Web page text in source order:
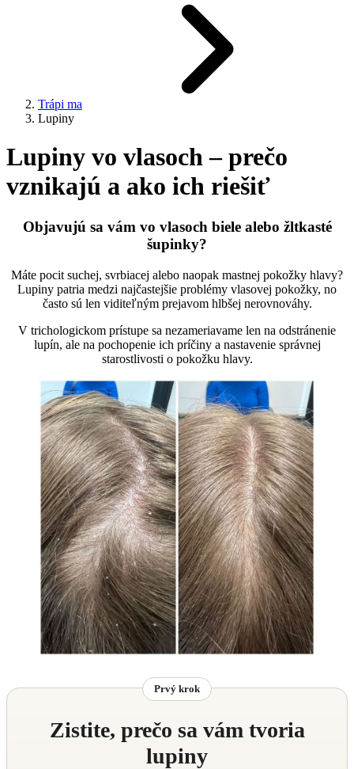
Trápi ma
Lupiny
Lupiny vo vlasoch – prečo
vznikajú a ako ich riešiť
Objavujú sa vám vo vlasoch biele alebo žltkasté
šupinky?
Máte pocit suchej, svrbiacej alebo naopak mastnej pokožky hlavy?
Lupiny patria medzi najčastejšie problémy vlasovej pokožky, no
často sú len viditeľným prejavom hlbšej nerovnováhy.
V trichologickom prístupe sa nezameriavame len na odstránenie
lupín, ale na pochopenie ich príčiny a nastavenie správnej
starostlivosti o pokožku hlavy.
Prvý krok
Zistite, prečo sa vám tvoria
lupiny